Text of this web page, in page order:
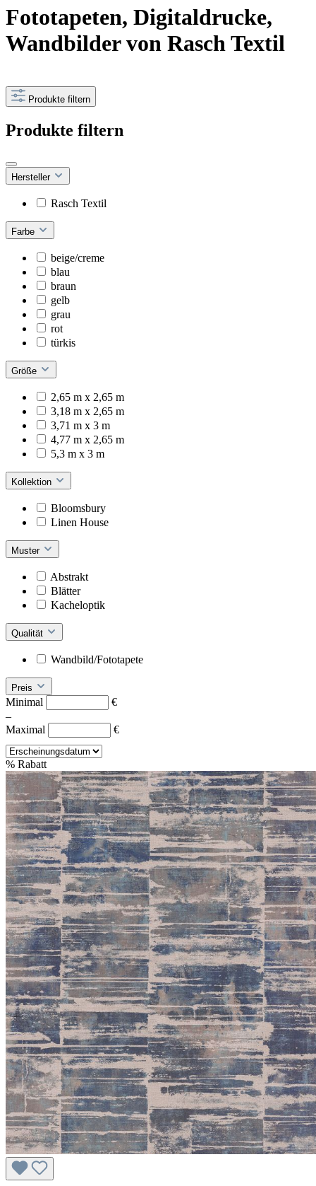
Fototapeten, Digitaldrucke,
Wandbilder von Rasch Textil
Produkte filtern
Produkte filtern
Hersteller
Rasch Textil
Farbe
beige/creme
blau
braun
gelb
grau
rot
türkis
Größe
2,65 m x 2,65 m
3,18 m x 2,65 m
3,71 m x 3 m
4,77 m x 2,65 m
5,3 m x 3 m
Kollektion
Bloomsbury
Linen House
Muster
Abstrakt
Blätter
Kacheloptik
Qualität
Wandbild/Fototapete
Preis
Minimal
€
–
Maximal
€
% Rabatt